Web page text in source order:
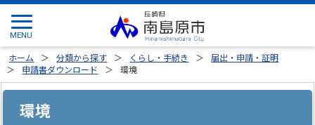
ホーム 分類から探す くらし・手続き
届出・申請・証明
申請書ダウンロード
環境
環境